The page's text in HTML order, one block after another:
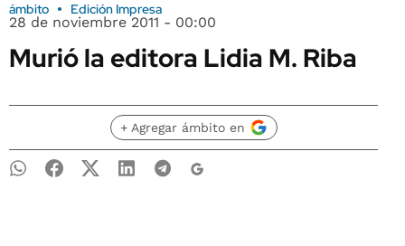
ámbito Edición Impresa
28 de noviembre 2011 - 00:00
Murió la editora Lidia M. Riba
+ Agregar ámbito en